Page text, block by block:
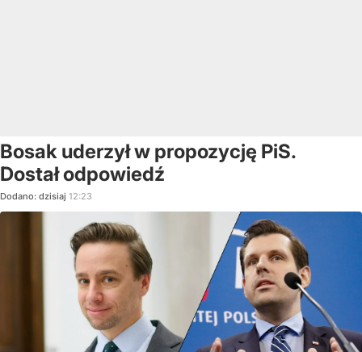
Bosak uderzył w propozycję PiS.
Dostał odpowiedź
Dodano: dzisiaj 12:23